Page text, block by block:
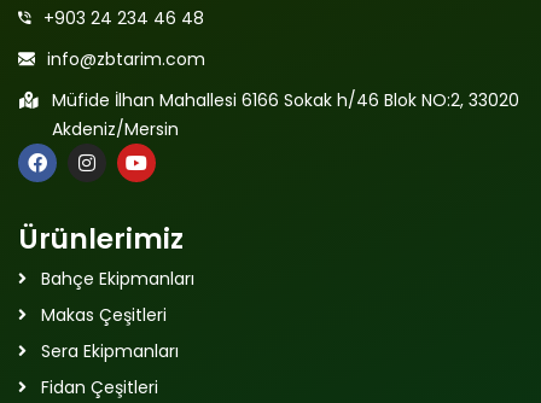
+903 24 234 46 48
info@zbtarim.com
Müfide İlhan Mahallesi 6166 Sokak h/46 Blok NO:2, 33020
Akdeniz/Mersin
Ürünlerimiz
Bahçe Ekipmanları
Makas Çeşitleri
Sera Ekipmanları
Fidan Çeşitleri